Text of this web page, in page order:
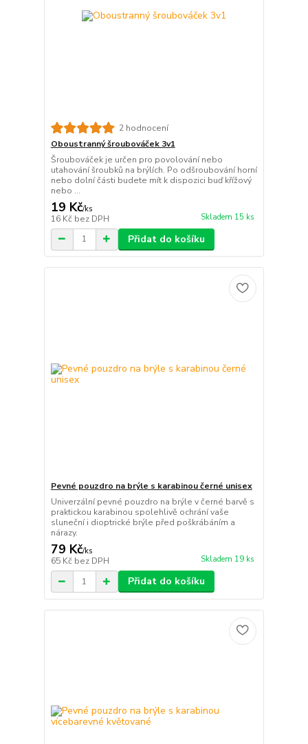
2 hodnocení
Oboustranný šroubováček 3v1
Šroubováček je určen pro povolování nebo
utahování šroubků na brýlích. Po odšroubování horní
nebo dolní části budete mít k dispozici buď křížový
nebo ...
19 Kč/ks
16 Kč bez DPH Skladem 15 ks
Přidat do košíku
Pevné pouzdro na brýle s karabinou černé unisex
Univerzální pevné pouzdro na brýle v černé barvě s
praktickou karabinou spolehlivě ochrání vaše
sluneční i dioptrické brýle před poškrábáním a
nárazy.
79 Kč/ks
65 Kč bez DPH Skladem 19 ks
Přidat do košíku